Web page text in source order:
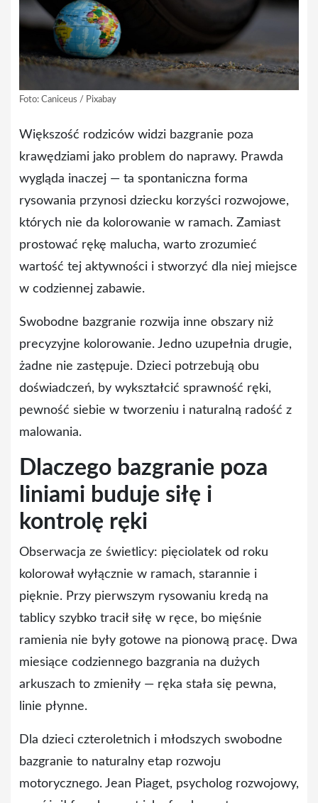
Foto: Caniceus / Pixabay
Większość rodziców widzi bazgranie poza
krawędziami jako problem do naprawy. Prawda
wygląda inaczej — ta spontaniczna forma
rysowania przynosi dziecku korzyści rozwojowe,
których nie da kolorowanie w ramach. Zamiast
prostować rękę malucha, warto zrozumieć
wartość tej aktywności i stworzyć dla niej miejsce
w codziennej zabawie.
Swobodne bazgranie rozwija inne obszary niż
precyzyjne kolorowanie. Jedno uzupełnia drugie,
żadne nie zastępuje. Dzieci potrzebują obu
doświadczeń, by wykształcić sprawność ręki,
pewność siebie w tworzeniu i naturalną radość z
malowania.
Dlaczego bazgranie poza
liniami buduje siłę i
kontrolę ręki
Obserwacja ze świetlicy: pięciolatek od roku
kolorował wyłącznie w ramach, starannie i
pięknie. Przy pierwszym rysowaniu kredą na
tablicy szybko tracił siłę w ręce, bo mięśnie
ramienia nie były gotowe na pionową pracę. Dwa
miesiące codziennego bazgrania na dużych
arkuszach to zmieniły — ręka stała się pewna,
linie płynne.
Dla dzieci czteroletnich i młodszych swobodne
bazgranie to naturalny etap rozwoju
motorycznego. Jean Piaget, psycholog rozwojowy,